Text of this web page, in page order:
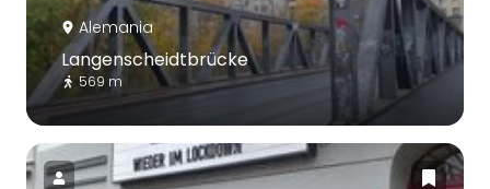
Alemania
Langenscheidtbrücke
569 m